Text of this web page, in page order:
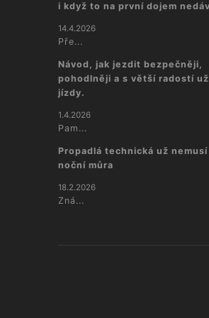
i když to na první dojem
14.4.2026
Pře...
Návod, jak jezdit bezpečněji,
pohodlněji a s větší radostí
jízdy.
1.4.2026
Pam...
Propadlá technická už
noční můra
18.2.2026
Zná...